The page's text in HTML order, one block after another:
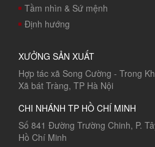
Tầm nhìn & Sứ mệnh
Định hướng
XƯỞNG SẢN XUẤT
Hợp tác xã Song Cường - Trong
Xã bát Tràng, TP Hà Nội
CHI NHÁNH TP HỒ CHÍ MINH
Số 841 Đường Trường Chinh, P.
Hồ Chí Minh